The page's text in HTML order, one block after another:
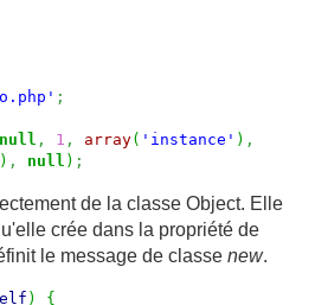
;
null , 1 , array( 'instance' ) ,
) , null ) ;
de la classe Object. Elle
crée dans la propriété de
le message de classe new.
)
{